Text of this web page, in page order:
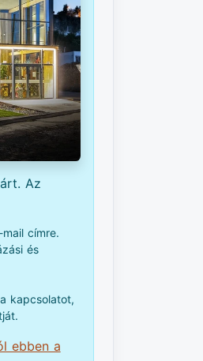
Az
mail címre.
és
kapcsolatot,
ebben a